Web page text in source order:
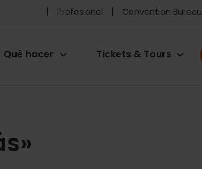
Pre
header
Profesional Convention Bureau
Qué hacer Tickets & Tours